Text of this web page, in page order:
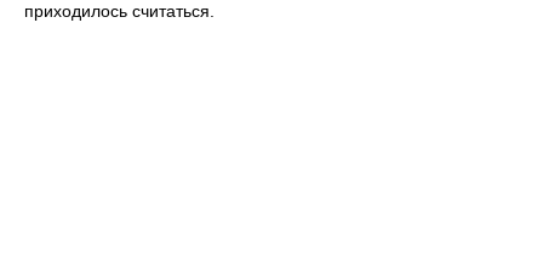
приходилось считаться.